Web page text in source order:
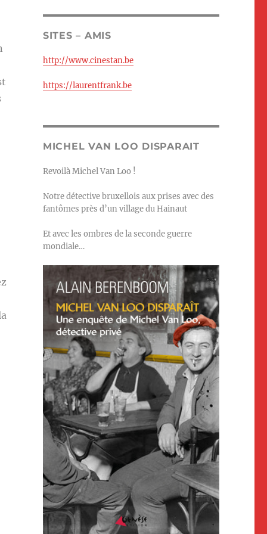
SITES – AMIS
http://www.cinestan.be
https://laurentfrank.be
MICHEL VAN LOO DISPARAIT
Revoilà Michel Van Loo !
Notre détective bruxellois aux prises avec des
fantômes près d’un village du Hainaut
Et avec les ombres de la seconde guerre
mondiale…